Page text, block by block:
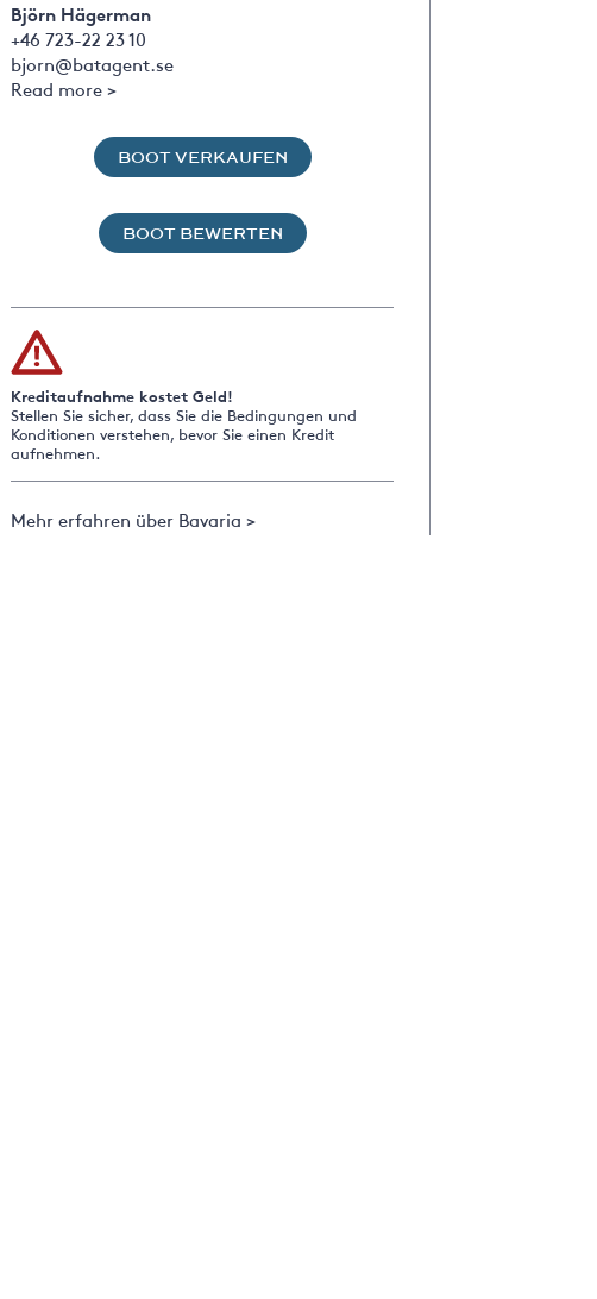
Björn Hägerman
+46 723-22 23 10
bjorn@batagent.se
Read more >
BOOT VERKAUFEN
BOOT BEWERTEN
Kreditaufnahme kostet Geld!
Stellen Sie sicher, dass Sie die Bedingungen und
Konditionen verstehen, bevor Sie einen Kredit
aufnehmen.
Mehr erfahren über Bavaria >